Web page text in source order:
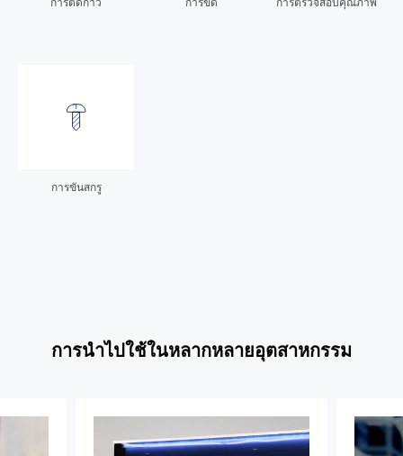
การขันสกรู
การนำไปใช้ในหลากหลายอุตสาหกรรม